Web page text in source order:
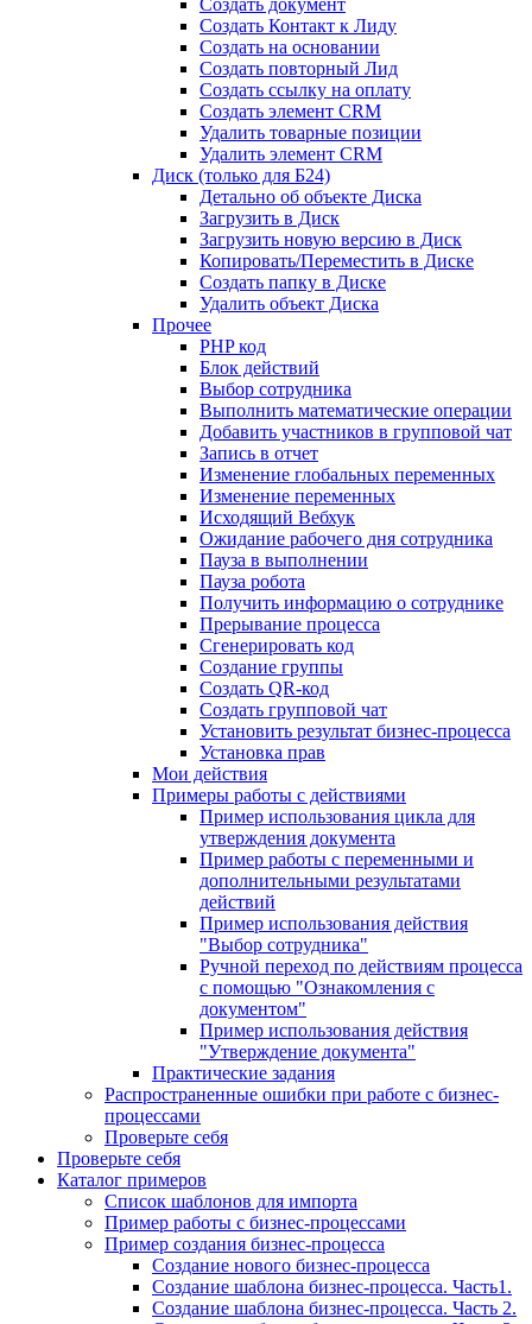
Создать документ
Создать Контакт к Лиду
Создать на основании
Создать повторный Лид
Создать ссылку на оплату
Создать элемент CRM
Удалить товарные позиции
Удалить элемент CRM
Диск (только для Б24)
Детально об объекте Диска
Загрузить в Диск
Загрузить новую версию в Диск
Копировать/Переместить в Диске
Создать папку в Диске
Удалить объект Диска
Прочее
PHP код
Блок действий
Выбор сотрудника
Выполнить математические операции
Добавить участников в групповой чат
Запись в отчет
Изменение глобальных переменных
Изменение переменных
Исходящий Вебхук
Ожидание рабочего дня сотрудника
Пауза в выполнении
Пауза робота
Получить информацию о сотруднике
Прерывание процесса
Сгенерировать код
Создание группы
Создать QR-код
Создать групповой чат
Установить результат бизнес-процесса
Установка прав
Мои действия
Примеры работы с действиями
Пример использования цикла для
утверждения документа
Пример работы с переменными и
дополнительными результатами
действий
Пример использования действия
"Выбор сотрудника"
Ручной переход по действиям процесса
с помощью "Ознакомления с
документом"
Пример использования действия
"Утверждение документа"
Практические задания
Распространенные ошибки при работе с бизнес-
процессами
Проверьте себя
Проверьте себя
Каталог примеров
Список шаблонов для импорта
Пример работы с бизнес-процессами
Пример создания бизнес-процесса
Создание нового бизнес-процесса
Создание шаблона бизнес-процесса. Часть1.
Создание шаблона бизнес-процесса. Часть 2.